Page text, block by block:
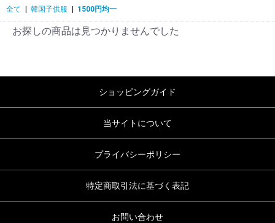
全て 韓国子供服 1500円均一
お探しの商品は見つかりませんでした
ショッピングガイド
当サイトについて
プライバシーポリシー
特定商取引法に基づく表記
お問い合わせ